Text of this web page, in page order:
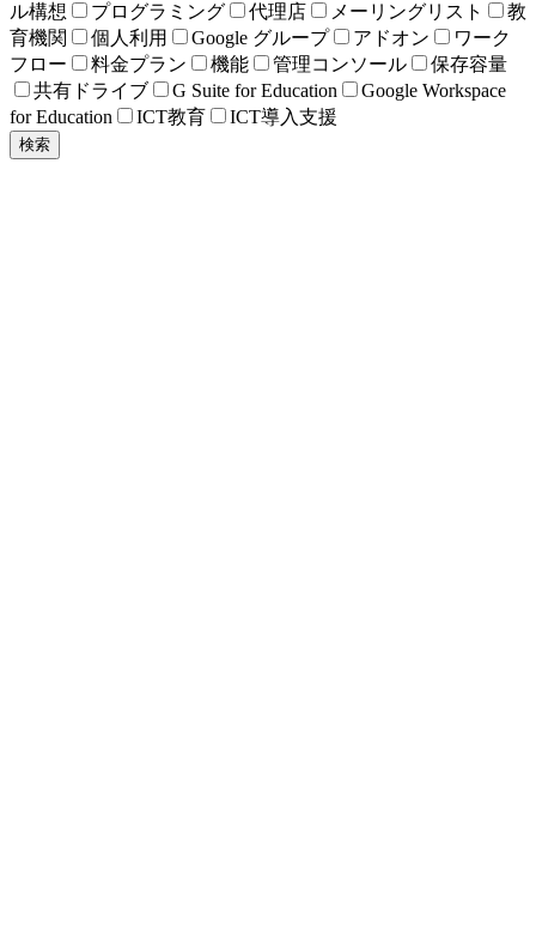
ル構想
プログラミング 代理店 メーリングリスト
教
育機関
個人利用 Google グループ アドオン
ワーク
フロー
料金プラン 機能 管理コンソール
保存容量
共有ドライブ
G Suite for Education
Google Workspace
for Education
ICT教育 ICT導入支援
検索